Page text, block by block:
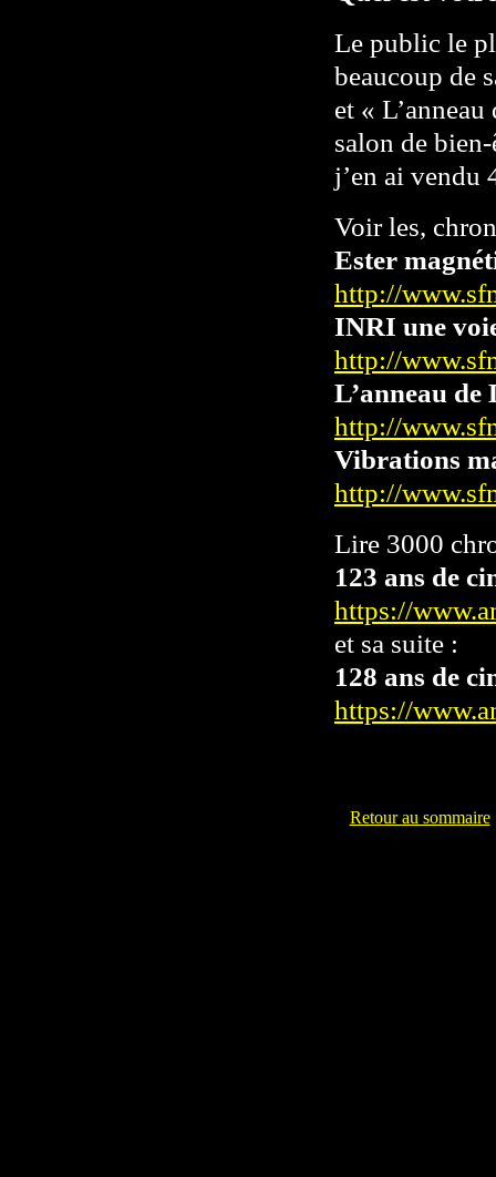
Le public le
beaucoup de
et «
salon de
j’en ai vendu
Voir les,
Ester
http://
INRI une
http://
L’anneau de
http://
Vibrations
http://
Lire 3000
123 ans de
https://
et sa suite :
128 ans de
https://
Retour au sommaire